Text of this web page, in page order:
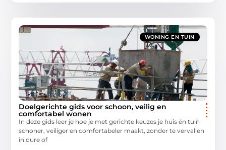
WONING EN TUIN
Doelgerichte gids voor schoon, veilig en
comfortabel wonen
In deze gids leer je hoe je met gerichte keuzes je huis én tuin
schoner, veiliger en comfortabeler maakt, zonder te vervallen
in dure of